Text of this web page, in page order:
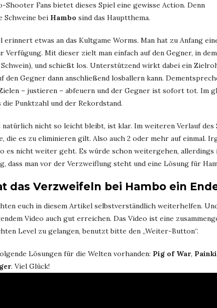
Shooter Fans bietet dieses Spiel eine gewisse Action. Denn
Schweine bei Hambo sind das Hauptthema.
erinnert etwas an das Kultgame Worms. Man hat zu Anfang
Verfügung. Mit dieser zielt man einfach auf den Gegner, in
Schwein), und schießt los. Unterstützend wirkt dabei ein
den Gegner dann anschließend losballern kann.
– justieren – abfeuern und der Gegner ist sofort tot. Im
die Punktzahl und der Rekordstand.
natürlich nicht so leicht bleibt, ist klar. Im weiteren Verlauf
die es zu eliminieren gilt. Also auch 2 oder mehr auf einmal.
es nicht weiter geht. Es würde schon weitergehen, allerdings
dass man vor der Verzweiflung steht und eine Lösung für
das Verzweifeln bei Hambo ein
euch in diesem Artikel selbstverständlich weiterhelfen.
Video auch gut erreichen. Das Video ist eine
Level zu gelangen, benutzt bitte den „Weiter-Button“.
Lösungen für die Welten vorhanden: Pig of War,
. Viel Glück!